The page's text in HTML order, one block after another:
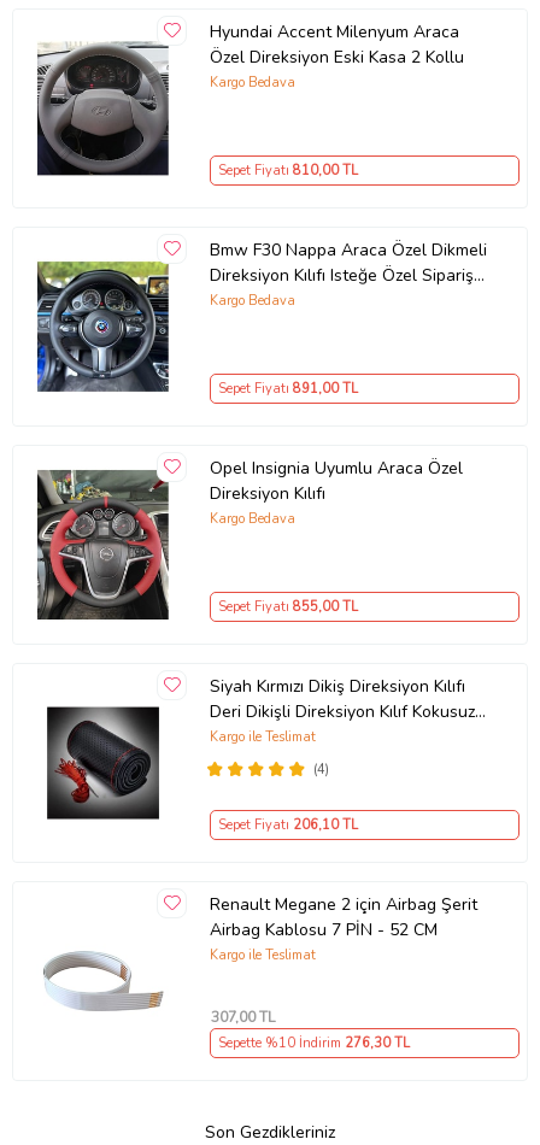
Hyundai Accent Milenyum Araca
Özel Direksiyon Eski Kasa 2 Kollu
Kargo Bedava
Sepet Fiyatı 810,00 TL
Bmw F30 Nappa Araca Özel Dikmeli
Direksiyon Kılıfı Isteğe Özel Sipariş
Yapmıyorum
Kargo Bedava
Sepet Fiyatı 891,00 TL
Opel Insignia Uyumlu Araca Özel
Direksiyon Kılıfı
Kargo Bedava
Sepet Fiyatı 855,00 TL
Siyah Kırmızı Dikiş Direksiyon Kılıfı
Deri Dikişli Direksiyon Kılıf Kokusuz
Kılıf
(4)
Kargo ile Teslimat
Sepet Fiyatı 206,10 TL
Renault Megane 2 için Airbag Şerit
Airbag Kablosu 7 PİN - 52 CM
Kargo ile Teslimat
307,00 TL
Sepette %10 İndirim 276,30 TL
Son Gezdikleriniz